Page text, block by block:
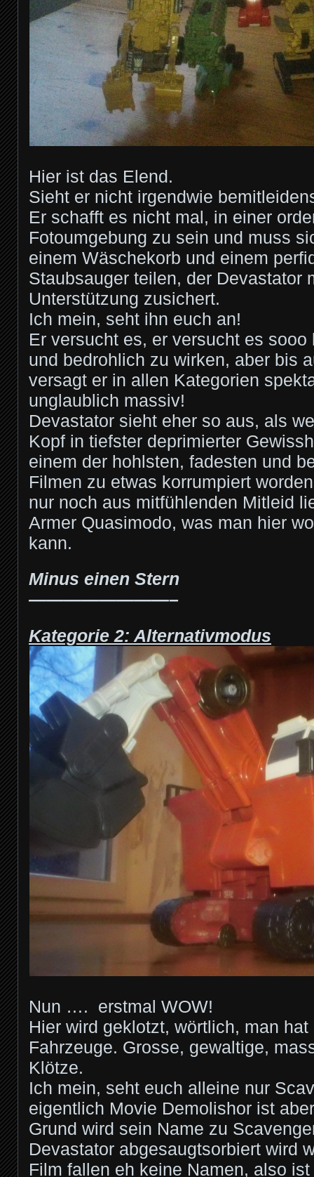
Hier ist das Elend.
Sieht er nicht irgendwie
Er schafft es nicht mal, in einer
Fotoumgebung zu sein und muss
einem Wäschekorb und einem
Staubsauger teilen, der Devastator
Unterstützung zusichert.
Ich mein, seht ihn euch an!
Er versucht es, er versucht es
und bedrohlich zu wirken, aber bis
versagt er in allen Kategorien
unglaublich massiv!
Devastator sieht eher so aus, als
Kopf in tiefster deprimierter
einem der hohlsten, fadesten und
Filmen zu etwas korrumpiert
nur noch aus mitfühlenden Mitleid
Armer Quasimodo, was man hier
kann.
Minus einen Stern
————————–
Kategorie 2: Alternativmodus
Nun …. erstmal WOW!
Hier wird geklotzt, wörtlich, man
Fahrzeuge. Grosse, gewaltige,
Klötze.
Ich mein, seht euch alleine nur
eigentlich Movie Demolishor ist
Grund wird sein Name zu
Devastator abgesaugtsorbiert wird
Film fallen eh keine Namen, also